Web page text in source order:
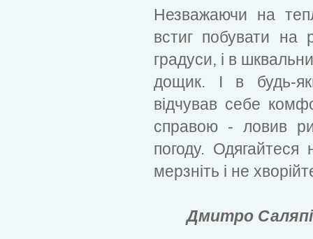
Незважаючи на
встиг побувати на
градуси, і в
дощик. І в будь-
відчував себе
справою - ловив
погоду.
мерзніть і не
Дмитро